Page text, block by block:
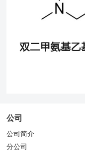
公司
公司简介
分公司